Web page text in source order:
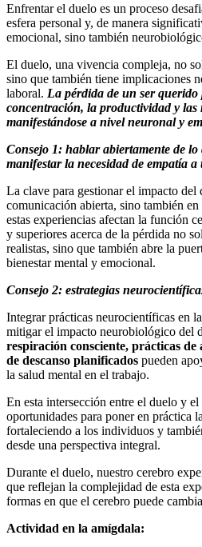
Enfrentar el duelo es un proceso
esfera personal y, de manera
emocional, sino también
El duelo, una vivencia compleja, no
sino que también tiene implicaciones
laboral. La pérdida de un ser
concentración, la productividad y las
manifestándose a nivel neuronal y
Consejo 1: hablar abiertamente de lo
manifestar la necesidad de empatía
La clave para gestionar el impacto del
comunicación abierta, sino también
estas experiencias afectan la función
y superiores acerca de la pérdida no
realistas, sino que también abre la
bienestar mental y emocional.
Consejo 2: estrategias
Integrar prácticas neurocientíficas en
mitigar el impacto neurobiológico del
respiración consciente, prácticas de
de descanso planificados pueden
la salud mental en el trabajo.
En esta intersección entre el duelo y
oportunidades para poner en práctica
fortaleciendo a los individuos y
desde una perspectiva integral.
Durante el duelo, nuestro cerebro
que reflejan la complejidad de esta
formas en que el cerebro puede
Actividad en la amígdala: